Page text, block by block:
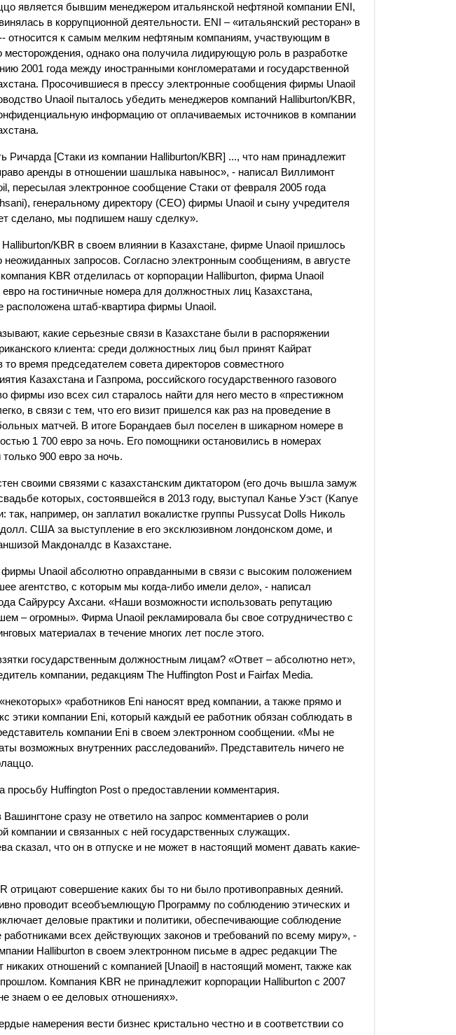
является бывшим менеджером итальянской нефтяной компании ENI,
в коррупционной деятельности. ENI – «итальянский ресторан» в
относится к самым мелким нефтяным компаниям, участвующим в
месторождения, однако она получила лидирующую роль в разработке
2001 года между иностранными конгломератами и государственной
Просочившиеся в прессу электронные сообщения фирмы Unaoil
Unaoil пыталось убедить менеджеров компаний Halliburton/KBR,
информацию от оплачиваемых источников в компании
Ричарда [Стаки из компании Halliburton/KBR] ..., что нам принадлежит
аренды в отношении шашлыка навыноc», - написал Виллимонт
пересылая электронное сообщение Стаки от февраля 2005 года
генеральному директору (CEO) фирмы Unaoil и сыну учредителя
сделано, мы подпишем нашу сделку».
KBR в своем влиянии в Казахстане, фирме Unaoil пришлось
неожиданных запросов. Согласно электронным сообщениям, в августе
компания KBR отделилась от корпорации Halliburton, фирма Unaoil
евро на гостиничные номера для должностных лиц Казахстана,
расположена штаб-квартира фирмы Unaoil.
какие серьезные связи в Казахстане были в распоряжении
клиента: среди должностных лиц был принят Кайрат
время председателем совета директоров совместного
Казахстана и Газпрома, российского государственного газового
фирмы изо всех сил старалось найти для него место в «престижном
в связи с тем, что его визит пришелся как раз на проведение в
матчей. В итоге Борандаев был поселен в шикарном номере в
1 700 евро за ночь. Его помощники остановились в номерах
900 евро за ночь.
своими связями с казахстанским диктатором (его дочь вышла замуж
которых, состоявшейся в 2013 году, выступал Канье Уэст (Kanye
например, он заплатил вокалистке группы Pussycat Dolls Николь
США за выступление в его эксклюзивном лондонском доме, и
Макдоналдс в Казахстане.
Unaoil абсолютно оправданными в связи с высоким положением
агентство, с которым мы когда-либо имели дело», - написал
Сайрурсу Ахсани. «Наши возможности использовать репутацию
– огромны». Фирма Unaoil рекламировала бы свое сотрудничество с
материалах в течение многих лет после этого.
государственным должностным лицам? «Ответ – абсолютно нет»,
компании, редакциям The Huffington Post и Fairfax Media.
«работников Eni наносят вред компании, а также прямо и
этики компании Eni, который каждый ее работник обязан соблюдать в
компании Eni в своем электронном сообщении. «Мы не
возможных внутренних расследований». Представитель ничего не
просьбу Huffington Post о предоставлении комментария.
сразу не ответило на запрос комментариев о роли
компании и связанных с ней государственных служащих.
сказал, что он в отпуске и не может в настоящий момент давать какие-
отрицают совершение каких бы то ни было противоправных деяний.
проводит всеобъемлющую Программу по соблюдению этических и
деловые практики и политики, обеспечивающие соблюдение
работниками всех действующих законов и требований по всему миру», -
Halliburton в своем электронном письме в адрес редакции The
никаких отношений с компанией [Unaoil] в настоящий момент, также как
Компания KBR не принадлежит корпорации Halliburton с 2007
знаем о ее деловых отношениях».
намерения вести бизнес кристально честно и в соответствии со